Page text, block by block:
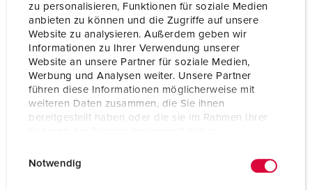
zu personalisieren, Funktionen für soziale Medien
anbieten zu können und die Zugriffe auf unsere
Website zu analysieren. Außerdem geben wir
Informationen zu Ihrer Verwendung unserer
Website an unsere Partner für soziale Medien,
Werbung und Analysen weiter. Unsere Partner
führen diese Informationen möglicherweise mit
weiteren Daten zusammen, die Sie ihnen
bereitgestellt haben oder die sie im Rahmen Ihrer
Notwendig
Ampere 16 A
5 p
400 V
Uhrzeitstellung 6 h
Anschlusstechnik